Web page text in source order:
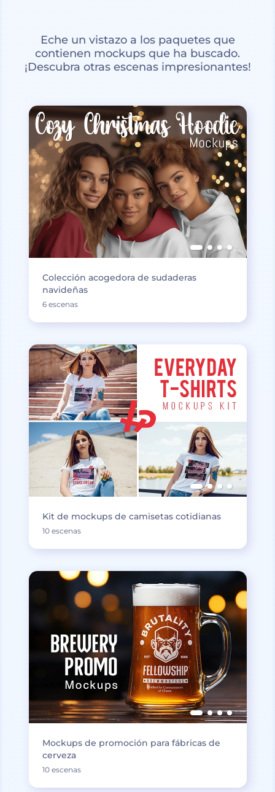
Eche un vistazo a los paquetes que
contienen mockups que ha buscado.
¡Descubra otras escenas impresionantes!
Colección acogedora de sudaderas
navideñas
6 escenas
Kit de mockups de camisetas cotidianas
10 escenas
Mockups de promoción para fábricas de
cerveza
10 escenas